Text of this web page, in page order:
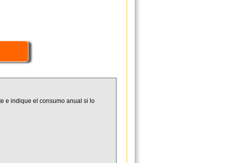
e indique el consumo anual si lo